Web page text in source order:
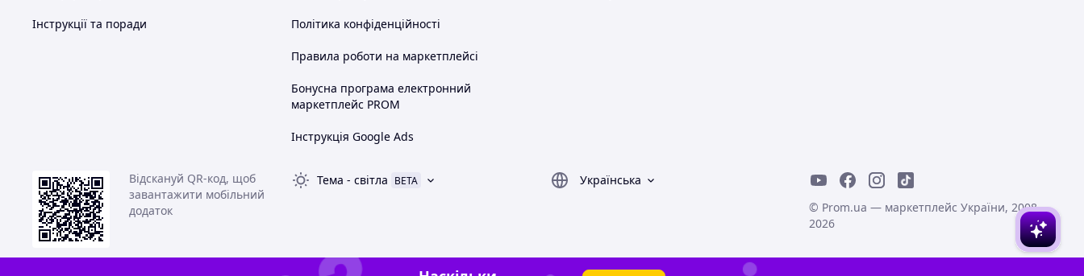
Інструкції та поради Політика конфіденційності
Правила роботи на маркетплейсі
Бонусна програма електронний
маркетплейс PROM
Інструкція Google Ads
Відскануй QR-код, щоб
завантажити мобільний
додаток
Тема - світла BETA
Українська
© Prom.ua — маркетплейс України, 2008-
2026